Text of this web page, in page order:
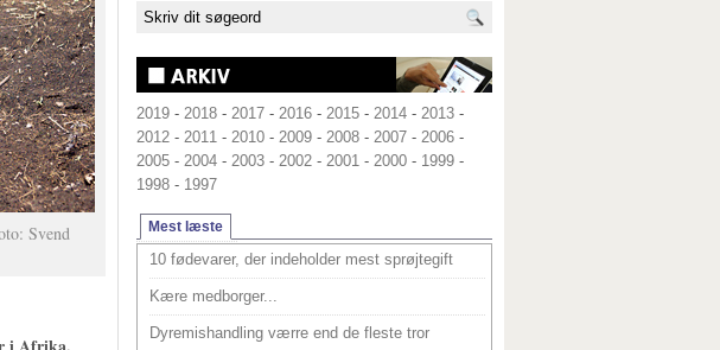
Svend
2019 - 2018 - 2017 - 2016 - 2015 - 2014 - 2013 -
2012 - 2011 - 2010 - 2009 - 2008 - 2007 - 2006 -
2005 - 2004 - 2003 - 2002 - 2001 - 2000 - 1999 -
1998 - 1997
Mest læste
10 fødevarer, der indeholder mest sprøjtegift
Kære medborger...
Dyremishandling værre end de fleste tror